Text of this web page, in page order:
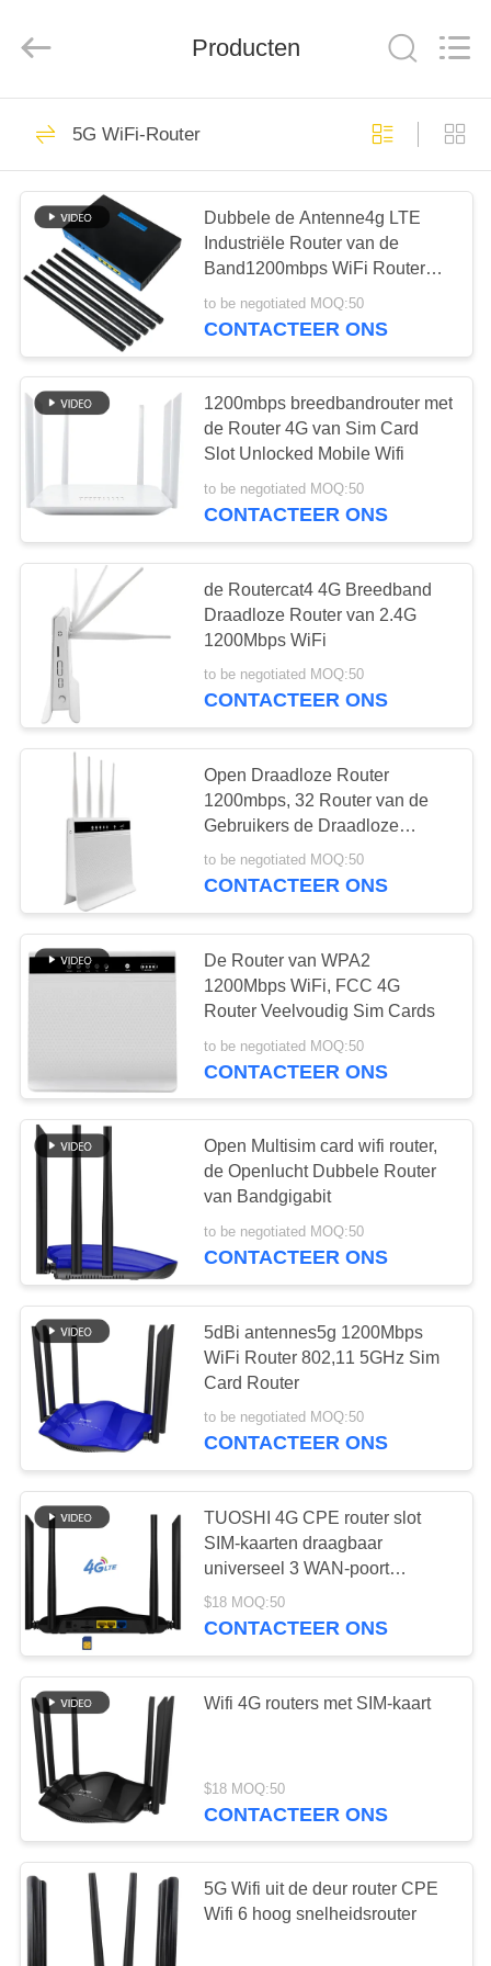
HUIS
PRODUCTEN
ONGEVEER
ONS
FABRIEKSREIS
KWALITEITSCONTROLE
CONTACTEER
ONS
NIEUWS
GEVALLEN
VERZOEK
OM EEN
CITAAT
SITEMAP
Communications
Rights
De Router van WiFi
LTE
de Router 300Mbps
van 4G LTE
62
LTE-Router Volte
38
Dubbel SiM Mobile
Router
5G WiFi-Router
5G Outdoor CPE
Openluchtcpe van
4G LTE Router
De
Waaiervergroting
van USB WiFi
Producten
5G WiFi-Router
Dubbele de Antenne4g LTE
Industriële Router van de
Band1200mbps WiFi Router
5dBi
to be negotiated MOQ:50
CONTACTEER ONS
1200mbps breedbandrouter met
de Router 4G van Sim Card
Slot Unlocked Mobile Wifi
to be negotiated MOQ:50
CONTACTEER ONS
de Routercat4 4G Breedband
Draadloze Router van 2.4G
1200Mbps WiFi
to be negotiated MOQ:50
CONTACTEER ONS
Open Draadloze Router
1200mbps, 32 Router van de
Gebruikers de Draadloze
Dubbele Band 4G LTE
to be negotiated MOQ:50
CONTACTEER ONS
De Router van WPA2
1200Mbps WiFi, FCC 4G
Router Veelvoudig Sim Cards
to be negotiated MOQ:50
CONTACTEER ONS
Open Multisim card wifi router,
de Openlucht Dubbele Router
van Bandgigabit
to be negotiated MOQ:50
CONTACTEER ONS
5dBi antennes5g 1200Mbps
WiFi Router 802,11 5GHz Sim
Card Router
to be negotiated MOQ:50
CONTACTEER ONS
TUOSHI 4G CPE router slot
SIM-kaarten draagbaar
universeel 3 WAN-poort
draadloos modem 2.4G Wi-Fi
brandmuur thuisgebruik op
$18 MOQ:50
CONTACTEER ONS
Wifi 4G routers met SIM-kaart
$18 MOQ:50
CONTACTEER ONS
5G Wifi uit de deur router CPE
Wifi 6 hoog snelheidsrouter